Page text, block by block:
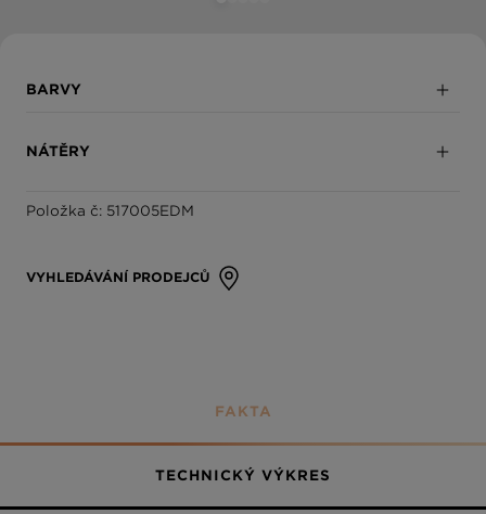
BARVY
NÁTĚRY
Plně potažené
Položka č: 517005EDM
VYHLEDÁVÁNÍ PRODEJCŮ
FAKTA
TECHNICKÝ VÝKRES